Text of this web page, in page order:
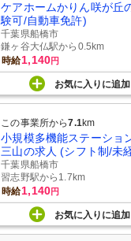
ケアホームかりん咲が丘
験可/自動車免許)
千葉県船橋市
鎌ヶ谷大仏駅から0.5km
時給1,140円
お気に入り に追加
この事業所から7.1km
小規模多機能ステーショ
三山の求人 (シフト制/未
千葉県船橋市
習志野駅から1.7km
時給1,140円
お気に入り に追加